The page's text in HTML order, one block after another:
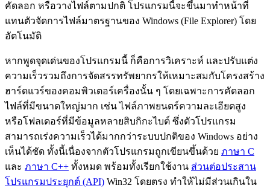
คัดลอก หรือวางไฟล์ตามปกติ โปรแกรมนี้จะขึ้นมาทำหน้าที่
แทนตัวจัดการไฟล์มาตรฐานของ Windows (File Explorer) โดย
อัตโนมัติ
หากพูดจุดเด่นของโปรแกรมนี้ ก็คือการวิเคราะห์ และปรับแต่ง
ความเร็วรวมถึงการจัดสรรทรัพยากรให้เหมาะสมกับโครงสร้าง
ฮาร์ดแวร์ของคอมพิวเตอร์เครื่องนั้น ๆ โดยเฉพาะการคัดลอก
ไฟล์ที่มีขนาดใหญ่มาก เช่น ไฟล์ภาพยนตร์ความละเอียดสูง
หรือโฟลเดอร์ที่มีข้อมูลหลายสิบกิกะไบต์ ซึ่งตัวโปรแกรม
สามารถเร่งความเร็วได้มากกว่าระบบปกติของ Windows อย่าง
เห็นได้ชัด ทั้งนี้เนื่องจากตัวโปรแกรมถูกเขียนขึ้นด้วย ภาษา C
และ ภาษา C++ ทั้งหมด พร้อมทั้งเรียกใช้งาน ส่วนต่อประสาน
โปรแกรมประยุกต์ (API) Win32 โดยตรง ทำให้ไม่มีส่วนเกินใน